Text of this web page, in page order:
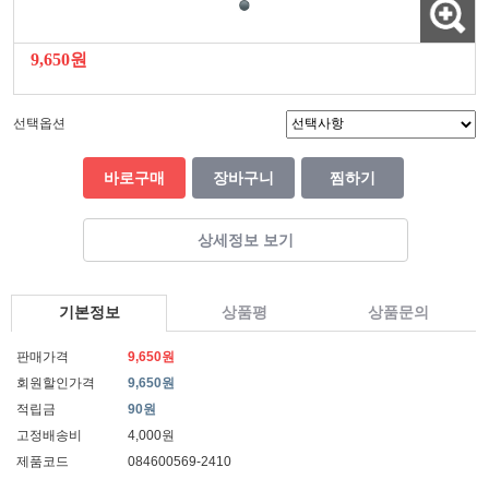
9,650원
선택옵션
바로구매 장바구니 찜하기
상세정보 보기
기본정보 상품평 상품문의
판매가격
9,650원
회원할인가격
9,650원
적립금
90원
고정배송비
4,000원
제품코드
084600569-2410